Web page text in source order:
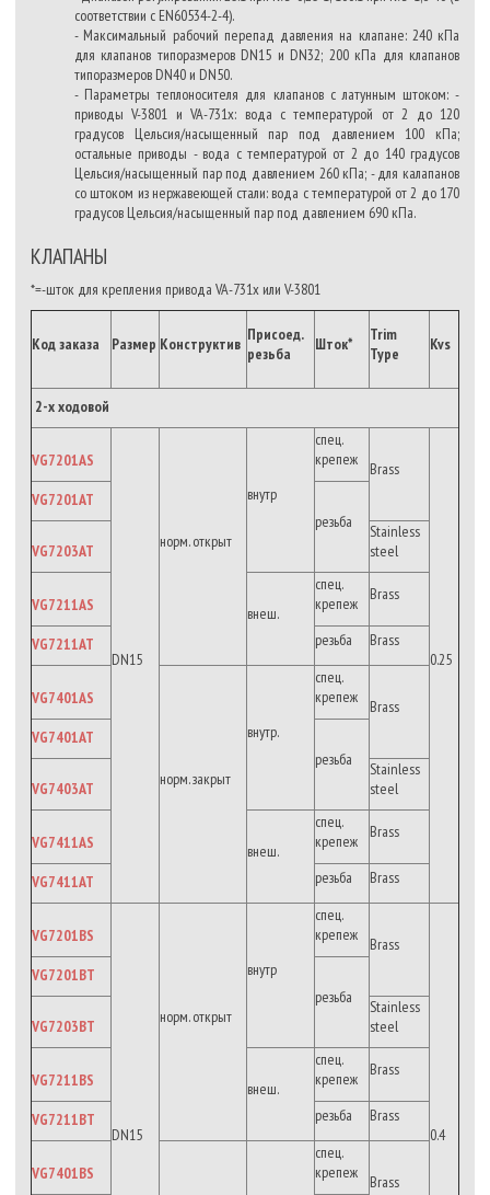
соответствии с EN60534-2-4).
- Максимальный рабочий перепад давления на клапане: 240 кПа
для клапанов типоразмеров DN15 и DN32; 200 кПа для клапанов
типоразмеров DN40 и DN50.
- Параметры теплоносителя для клапанов с латунным штоком: -
приводы V-3801 и VA-731x: вода с температурой от 2 до 120
градусов Цельсия/насыщенный пар под давлением 100 кПа;
остальные приводы - вода с температурой от 2 до 140 градусов
Цельсия/насыщенный пар под давлением 260 кПа; - для калапанов
со штоком из нержавеющей стали: вода с температурой от 2 до 170
градусов Цельсия/насыщенный пар под давлением 690 кПа.
КЛАПАНЫ
*=-шток для крепления привода VA-731x или V-3801
Код заказа Размер Конструктив Присоед.
резьба
Шток*
Trim
Type
Kvs
2-х ходовой
VG7201AS
DN15
норм. открыт
внутр
спец.
крепеж
Brass
0.25
VG7201AT
резьба
VG7203AT
Stainless
steel
VG7211AS внеш.
спец.
крепеж
Brass
VG7211AT резьба Brass
VG7401AS
норм. закрыт
внутр.
спец.
крепеж
Brass
VG7401AT
резьба
VG7403AT
Stainless
steel
VG7411AS внеш.
спец.
крепеж
Brass
VG7411AT резьба Brass
VG7201BS
DN15
норм. открыт
внутр
спец.
крепеж
Brass
0.4
VG7201BT
резьба
VG7203BT
Stainless
steel
VG7211BS внеш.
спец.
крепеж
Brass
VG7211BT резьба Brass
VG7401BS
спец.
крепеж
Brass